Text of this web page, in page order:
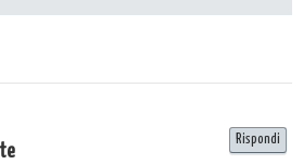
Rispondi